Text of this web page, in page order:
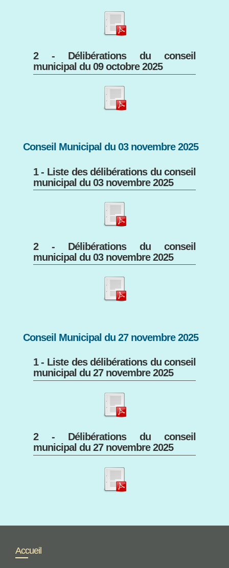
2 - Délibérations du conseil
municipal du 09 octobre 2025
Conseil Municipal du 03 novembre 2025
1 - Liste des délibérations du conseil
municipal du 03 novembre 2025
2 - Délibérations du conseil
municipal du 03 novembre 2025
Conseil Municipal du 27 novembre 2025
1 - Liste des délibérations du conseil
municipal du 27 novembre 2025
2 - Délibérations du conseil
municipal du 27 novembre 2025
Accueil